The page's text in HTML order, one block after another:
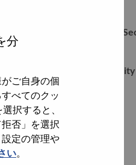
分
ご自身の個
べてのクッ
択すると、
否」を選択
定の管理や
い。
Yafo, Tel Aviv District, Israel,
Tel Aviv District, Israel,
る